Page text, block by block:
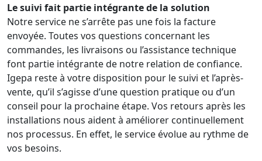
Le suivi fait partie intégrante de la solution
Notre service ne s’arrête pas une fois la facture
envoyée. Toutes vos questions concernant les
commandes, les livraisons ou l’assistance technique
font partie intégrante de notre relation de confiance.
Igepa reste à votre disposition pour le suivi et l’après-
vente, qu’il s’agisse d’une question pratique ou d’un
conseil pour la prochaine étape. Vos retours après les
installations nous aident à améliorer continuellement
nos processus. En effet, le service évolue au rythme de
vos besoins.